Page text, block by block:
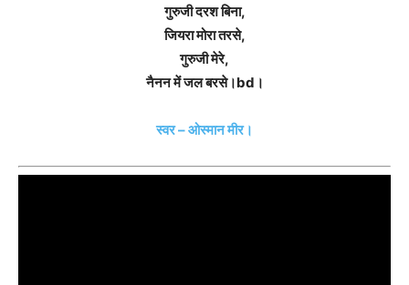
गुरुजी दरश बिना,
जियरा मोरा तरसे,
गुरुजी मेरे,
नैनन में जल बरसे।bd।
स्वर – ओस्मान मीर।